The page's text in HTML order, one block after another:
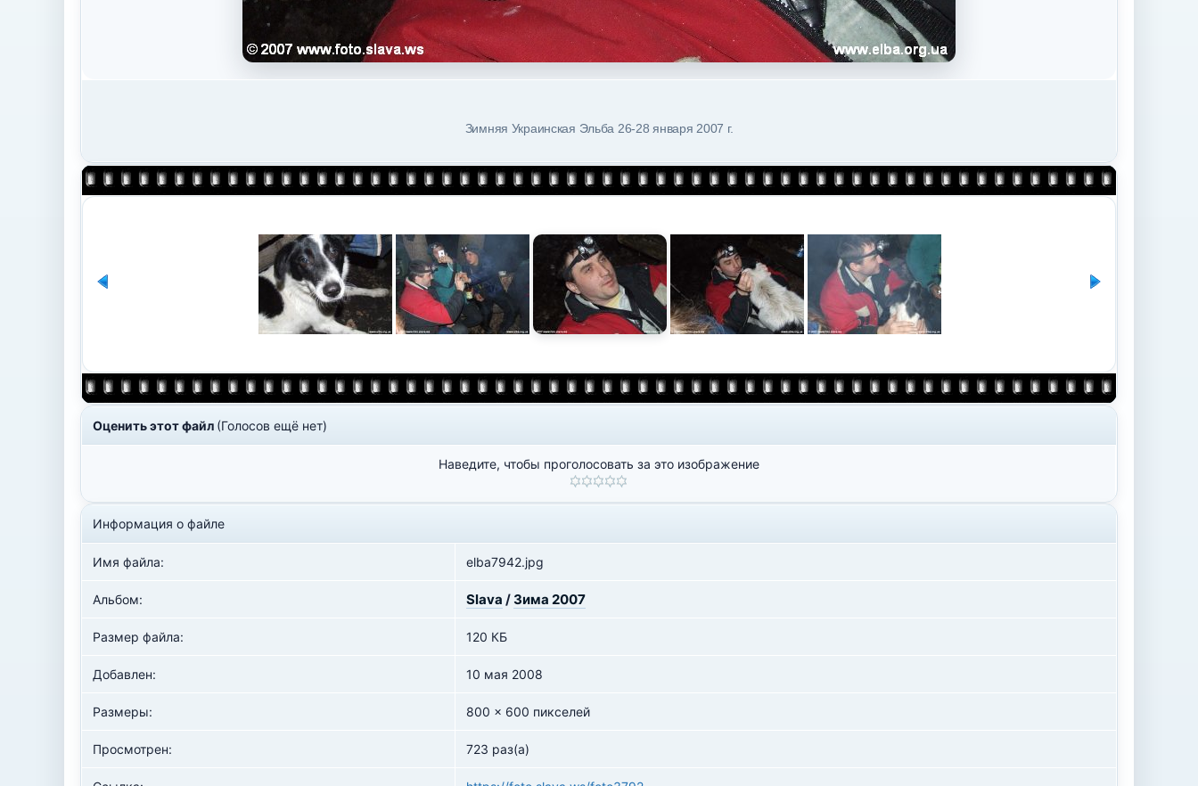
Зимняя Украинская Эльба 26-28 января 2007 г.
Оценить этот файл (Голосов ещё нет)
Наведите, чтобы проголосовать за это изображение
Информация о файле
Имя файла: elba7942.jpg
Альбом: Slava / Зима 2007
Размер файла: 120 КБ
Добавлен: 10 мая 2008
Размеры: 800 x 600 пикселей
Просмотрен: 723 раз(а)